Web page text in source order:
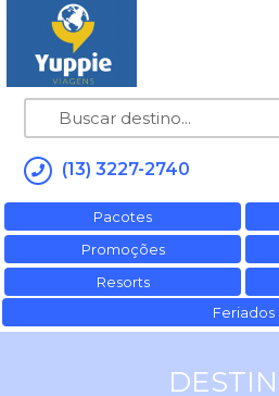
(13) 3227-2740
Pacotes
Promoções
Resorts
Feriados